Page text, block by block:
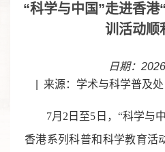
“科学与中国”走进香
训活动顺
日期：
来源：学术与科学普及处
7月 2 日至5 日 ， “科学与
香港系列科普和科学教育活